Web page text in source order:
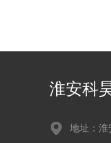
淮安科
地址：淮